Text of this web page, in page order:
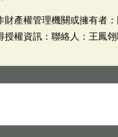
財產權管理機關或擁有者
授權資訊：聯絡人：王鳳